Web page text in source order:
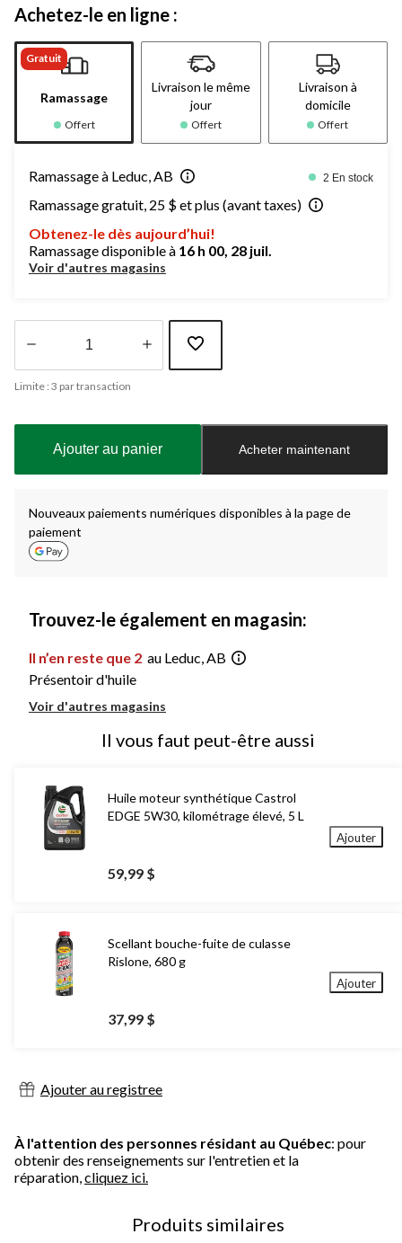
Achetez-le en ligne :
Gratuit
Ramassage
Offert
Livraison le même
jour
Offert
Livraison à
domicile
Offert
Ramassage à Leduc, AB 2 En stock
Ramassage gratuit, 25 $ et plus (avant taxes)
Obtenez-le dès aujourd’hui!
Ramassage disponible à 16 h 00, 28 juil.
Voir d'autres magasins
mise
jour
Limite : 3 par transaction
Ajouter au panier Acheter maintenant
Nouveaux paiements numériques disponibles à la page de
paiement
Trouvez-le également en magasin:
Il n’en reste que 2 au Leduc, AB
Présentoir d'huile
Voir d'autres magasins
Il vous faut peut-être aussi
Huile moteur synthétique Castrol
EDGE 5W30, kilométrage élevé, 5 L
59,99 $
Ajouter
Scellant bouche-fuite de culasse
Rislone, 680 g
37,99 $
Ajouter
Ajouter au registree
À l'attention des personnes résidant au Québec: pour
obtenir des renseignements sur l'entretien et la
réparation,cliquez ici.
Produits similaires